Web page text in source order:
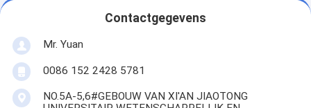
Contactgegevens
Mr. Yuan
0086 152 2428 5781
NO.5A-5,6#GEBOUW VAN XI'AN JIAOTONG